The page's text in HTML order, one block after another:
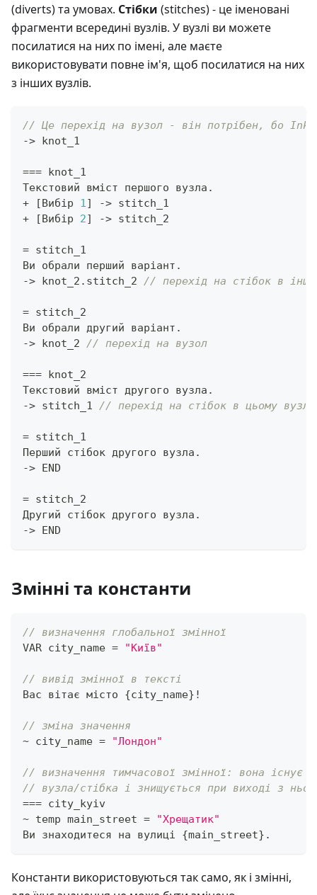
(diverts) та умовах. Стібки (stitches) - це іменовані
фрагменти всередині вузлів. У вузлі ви можете
посилатися на них по імені, але маєте
використовувати повне ім'я, щоб посилатися на них
з інших вузлів.
// Це перехід на вузол - він потрібен, бо Ink
-> knot_1
=== knot_1
Текстовий вміст першого вузла .
+
[Вибір 1] -> stitch_1
+
[Вибір 2] -> stitch_2
= stitch_1
Ви обрали перший варіант .
-> knot_2 . stitch_2 // перехід на стібок в
= stitch_2
Ви обрали другий варіант .
-> knot_2 // перехід на вузол
=== knot_2
Текстовий вміст другого вузла .
-> stitch_1 // перехід на стібок в цьому вузлі
= stitch_1
Перший стібок другого вузла .
-> END
= stitch_2
Другий стібок другого вузла .
-> END
Змінні та константи
// визначення глобальної змінної
VAR city_name = "Київ"
// вивід змінної в тексті
Вас вітає місто {city_name} !
// зміна значення
~ city_name = "Лондон"
// визначення тимчасової змінної: вона існує
// вузла/стібка і знищується при виході з
=== city_kyiv
~ temp main_street =
"Хрещатик"
Ви знаходитеся на вулиці {main_street} .
Константи використовуються так само, як і змінні,